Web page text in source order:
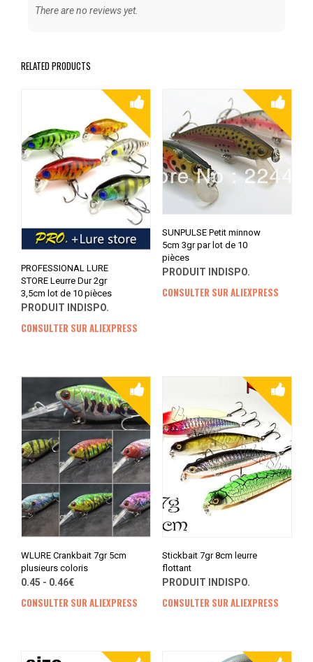
There are no reviews yet.
RELATED PRODUCTS
PROFESSIONAL LURE
STORE Leurre Dur 2gr
3,5cm lot de 10 pièces
PRODUIT INDISPO.
CONSULTER SUR ALIEXPRESS
SUNPULSE Petit minnow
5cm 3gr par lot de 10
pièces
PRODUIT INDISPO.
CONSULTER SUR ALIEXPRESS
WLURE Crankbait 7gr 5cm
plusieurs coloris
0.45 - 0.46€
CONSULTER SUR ALIEXPRESS
Stickbait 7gr 8cm leurre
flottant
PRODUIT INDISPO.
CONSULTER SUR ALIEXPRESS